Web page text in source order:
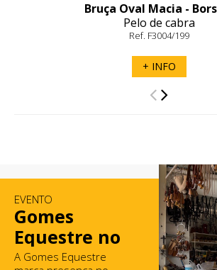
Bruça Oval Macia -
Pelo de cabra
Ref. F3004/199
+ INFO
EVENTO
Gomes
Equestre no
Mercado de
A Gomes Equestre